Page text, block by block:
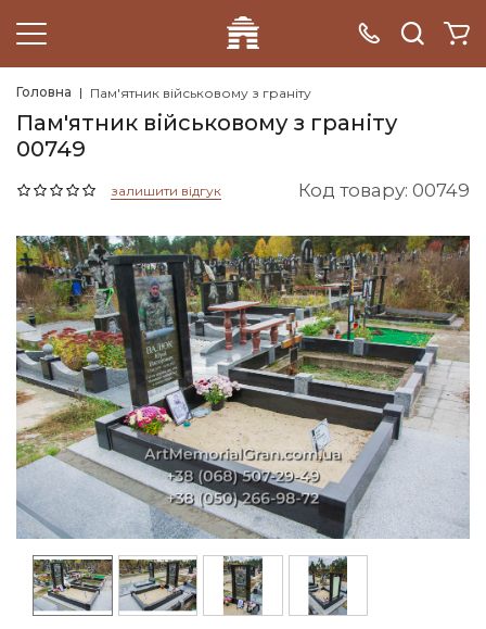
Головна Пам'ятник військовому з граніту
Пам'ятник військовому з граніту
00749
залишити відгук Код товару: 00749